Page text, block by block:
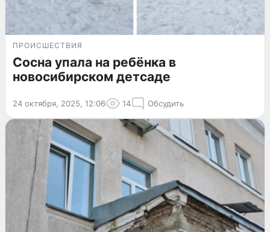
ПРОИСШЕСТВИЯ
Сосна упала на ребёнка в
новосибирском детсаде
24 октября, 2025, 12:06 14 Обсудить